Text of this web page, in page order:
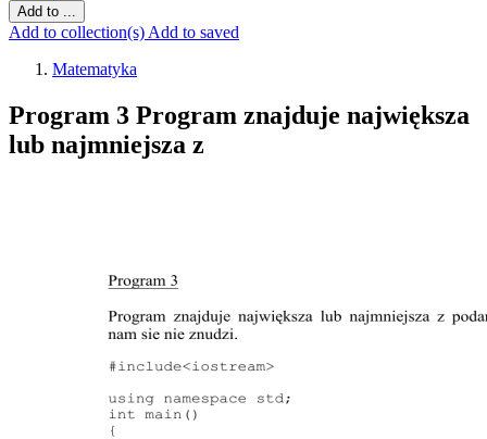
Add to ...
Add to collection(s) Add to saved
Matematyka
Program 3 Program znajduje największa
lub najmniejsza z